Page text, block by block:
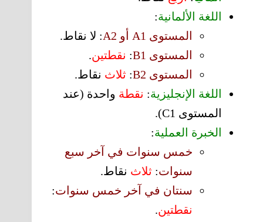
اللغة الألمانية:
المستوى A1 أو A2
: لا نقاط.
المستوى B1
: نقطتين.
المستوى B2
: ثلاث نقاط.
اللغة الإنجليزية: نقطة واحدة (عند
المستوى C1).
الخبرة العملية:
خمس سنوات في آخر سبع
سنوات: ثلاث نقاط.
سنتان في آخر خمس سنوات:
نقطتين.